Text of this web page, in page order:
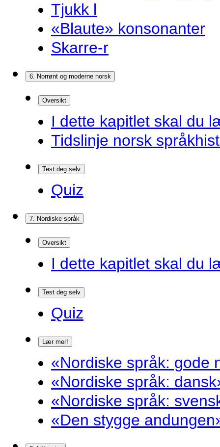
Tjukk l
«Blaute» konsonanter
Skarre-r
6. Norrønt og moderne norsk
Oversikt
I dette kapitlet skal du
Tidslinje norsk
Test deg selv
Quiz
7. Nordiske språk
Oversikt
I dette kapitlet skal du
Test deg selv
Quiz
Lær mer!
«Nordiske språk: gode
«Nordiske språk:
«Nordiske språk:
«Den stygge